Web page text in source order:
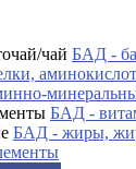
БАД -
БАД -
БАД - жиры,